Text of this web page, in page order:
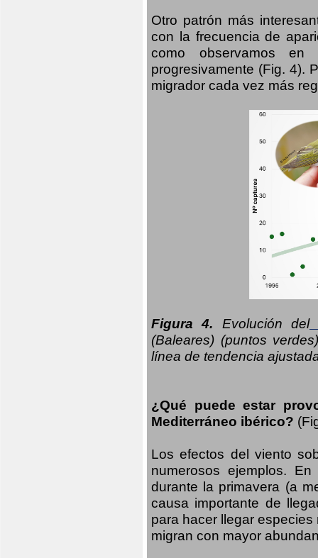
Otro patrón más
con la frecuencia de
como observamos en
progresivamente (Fig. 4).
migrador cada vez más
Figura 4. Evolución del
(Baleares) (puntos
línea de tendencia
¿Qué puede estar
Mediterráneo ibérico?
Los efectos del viento
numerosos ejemplos.
durante la primavera (a
causa importante de
para hacer llegar
migran con mayor